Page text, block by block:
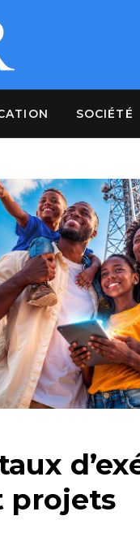
SOCIÉTÉ
projets